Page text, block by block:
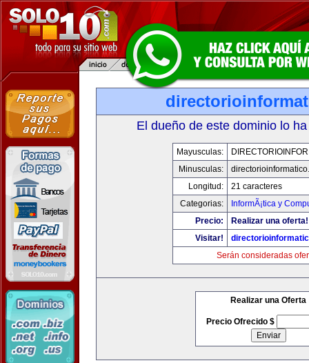
El dueño de este dominio lo
Mayusculas:
Minusculas:
Longitud:
21 caracteres
Categorias:
InformÃ¡tica y
Precio:
Realizar una oferta!
Visitar!
Serán consideradas
Realizar una Oferta
Precio Ofrecido $